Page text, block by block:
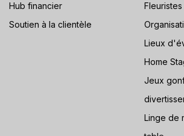
Hub financier
Soutien à la clientèle
Lieux
Home
Jeux
Linge de